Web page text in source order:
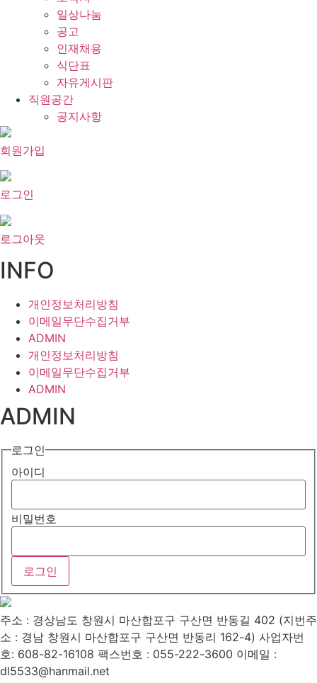
일상나눔
공고
인재채용
식단표
자유게시판
직원공간
공지사항
회원가입
로그인
로그아웃
INFO
개인정보처리방침
이메일무단수집거부
ADMIN
개인정보처리방침
이메일무단수집거부
ADMIN
ADMIN
로그인
아이디
비밀번호
주소 : 경상남도 창원시 마산합포구 구산면 반동길 402 (지번주
소 : 경남 창원시 마산합포구 구산면 반동리 162-4) 사업자번
호: 608-82-16108 팩스번호 : 055-222-3600 이메일 :
dl5533@hanmail.net